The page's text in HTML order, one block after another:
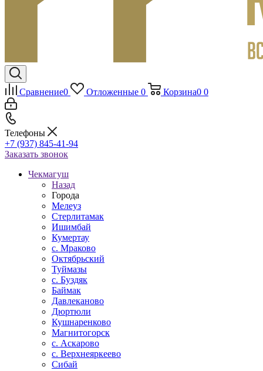
Сравнение0 Отложенные 0 Корзина0 0
Телефоны
+7 (937) 845-41-94
Заказать звонок
Чекмагуш
Назад
Города
Мелеуз
Стерлитамак
Ишимбай
Кумертау
c. Мраково
Октябрьский
Туймазы
c. Буздяк
Баймак
Давлеканово
Дюртюли
Кушнаренково
Магнитогорск
с. Аскарово
с. Верхнеяркеево
Сибай